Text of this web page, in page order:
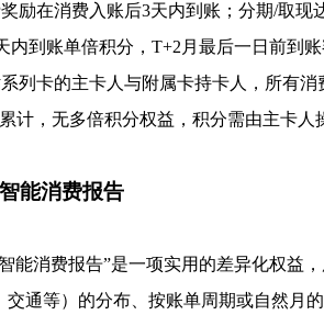
奖励在消费入账后3天内到账；分期/取
内到账单倍积分，T+2月最后一日前到
系列卡的主卡人与附属卡持卡人，所有
计，无多倍积分权益，积分需由主卡人
能消费报告
能消费报告”是一项实用的差异化权益
交通等）的分布、按账单周期或自然月